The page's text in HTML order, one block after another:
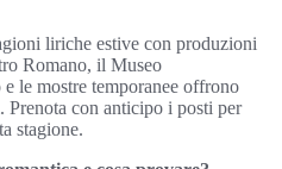
liriche estive con produzioni
Romano, il Museo
le mostre temporanee offrono
con anticipo i posti per
stagione.